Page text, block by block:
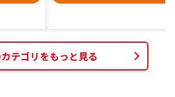
テゴリをもっと見る